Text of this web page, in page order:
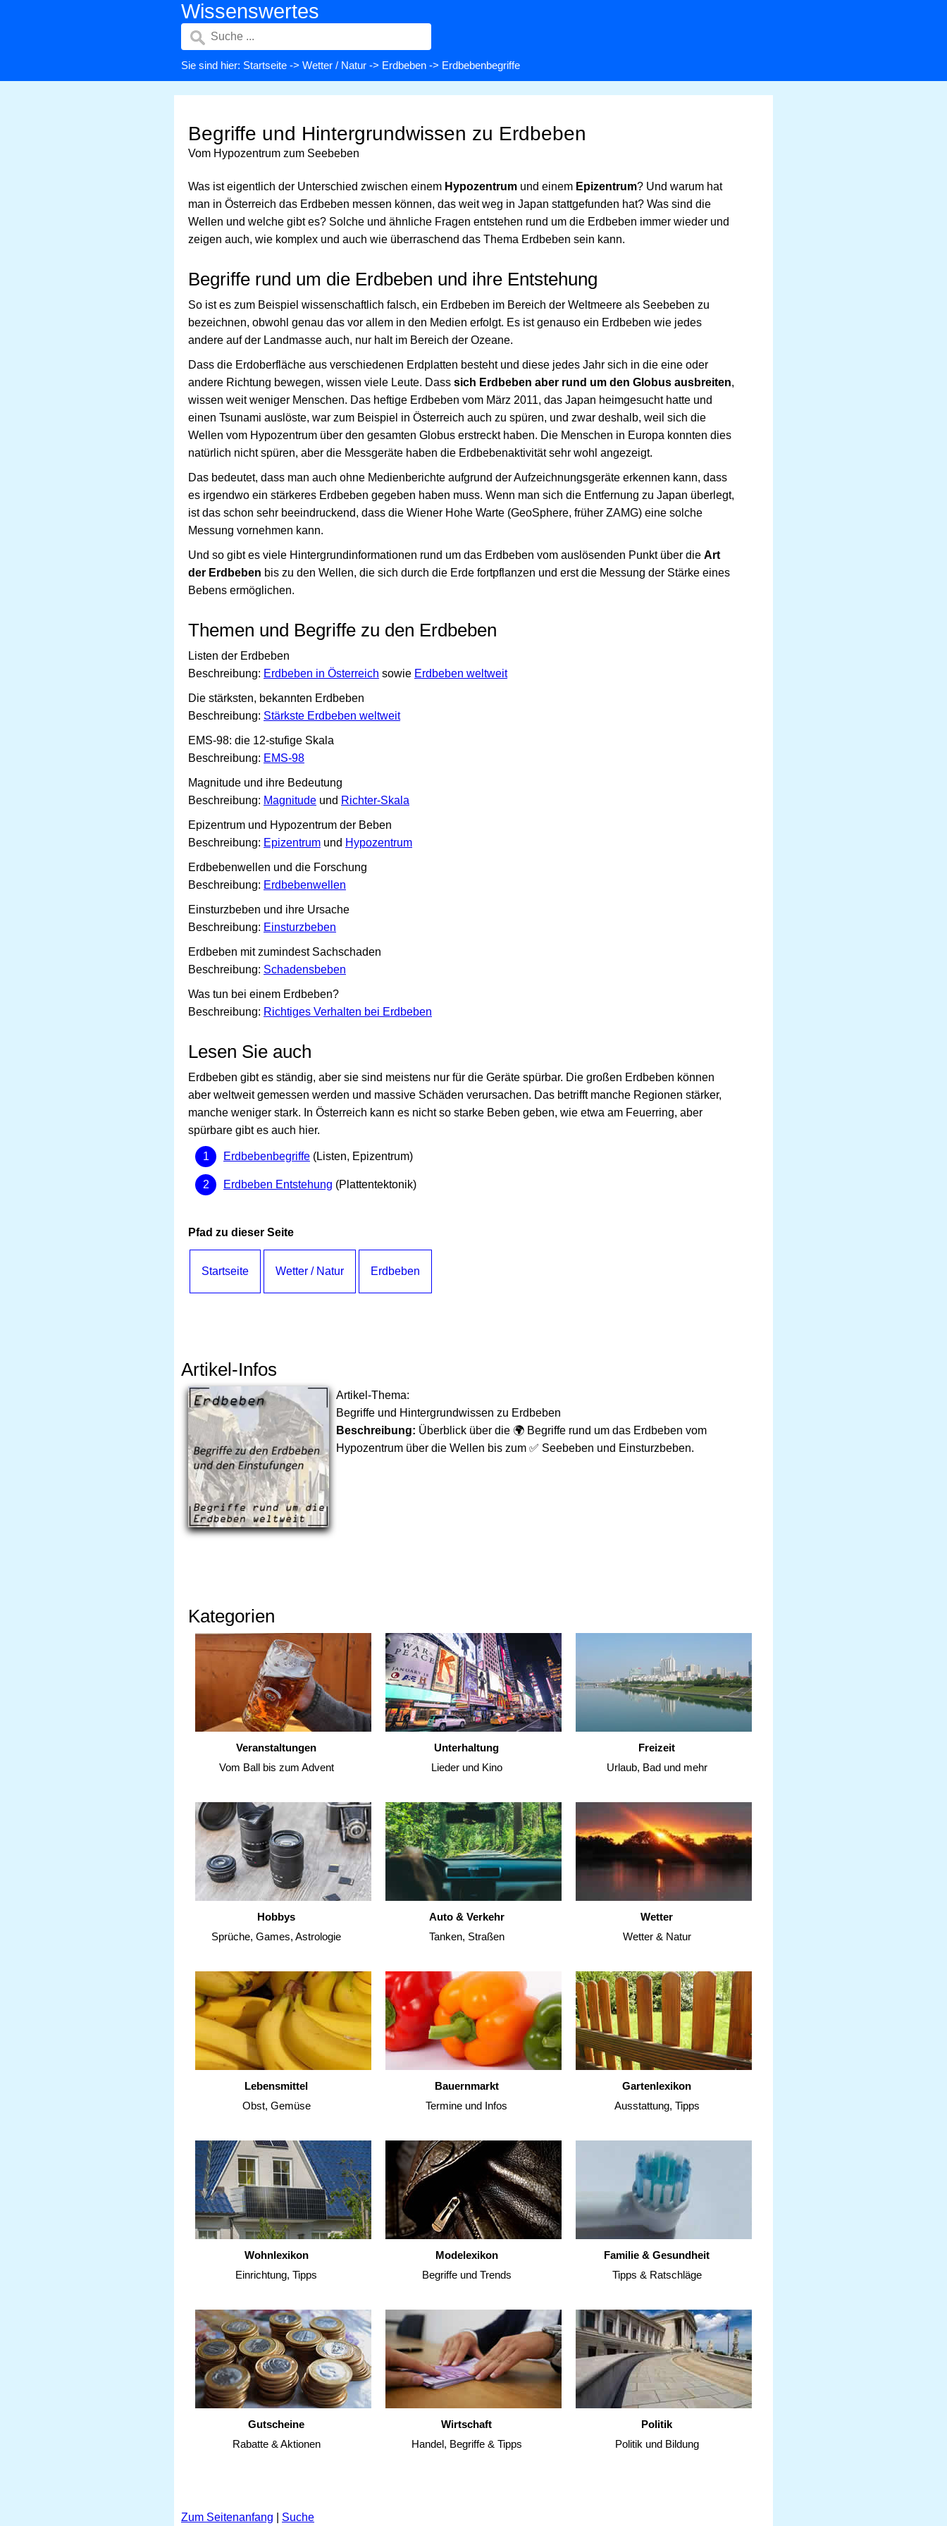
Wissenswertes
Sie sind hier: Startseite -> Wetter / Natur -> Erdbeben -> Erdbebenbegriffe
Begriffe und Hintergrundwissen zu Erdbeben
Vom Hypozentrum zum Seebeben
Was ist eigentlich der Unterschied zwischen einem Hypozentrum und einem Epizentrum? Und warum hat
man in Österreich das Erdbeben messen können, das weit weg in Japan stattgefunden hat? Was sind die
Wellen und welche gibt es? Solche und ähnliche Fragen entstehen rund um die Erdbeben immer wieder und
zeigen auch, wie komplex und auch wie überraschend das Thema Erdbeben sein kann.
Begriffe rund um die Erdbeben und ihre Entstehung
So ist es zum Beispiel wissenschaftlich falsch, ein Erdbeben im Bereich der Weltmeere als Seebeben zu
bezeichnen, obwohl genau das vor allem in den Medien erfolgt. Es ist genauso ein Erdbeben wie jedes
andere auf der Landmasse auch, nur halt im Bereich der Ozeane.
Dass die Erdoberfläche aus verschiedenen Erdplatten besteht und diese jedes Jahr sich in die eine oder
andere Richtung bewegen, wissen viele Leute. Dass sich Erdbeben aber rund um den Globus ausbreiten,
wissen weit weniger Menschen. Das heftige Erdbeben vom März 2011, das Japan heimgesucht hatte und
einen Tsunami auslöste, war zum Beispiel in Österreich auch zu spüren, und zwar deshalb, weil sich die
Wellen vom Hypozentrum über den gesamten Globus erstreckt haben. Die Menschen in Europa konnten dies
natürlich nicht spüren, aber die Messgeräte haben die Erdbebenaktivität sehr wohl angezeigt.
Das bedeutet, dass man auch ohne Medienberichte aufgrund der Aufzeichnungsgeräte erkennen kann, dass
es irgendwo ein stärkeres Erdbeben gegeben haben muss. Wenn man sich die Entfernung zu Japan überlegt,
ist das schon sehr beeindruckend, dass die Wiener Hohe Warte (GeoSphere, früher ZAMG) eine solche
Messung vornehmen kann.
Und so gibt es viele Hintergrundinformationen rund um das Erdbeben vom auslösenden Punkt über die Art
der Erdbeben bis zu den Wellen, die sich durch die Erde fortpflanzen und erst die Messung der Stärke eines
Bebens ermöglichen.
Themen und Begriffe zu den Erdbeben
Listen der Erdbeben
Beschreibung: Erdbeben in Österreich sowie Erdbeben weltweit
Die stärksten, bekannten Erdbeben
Beschreibung: Stärkste Erdbeben weltweit
EMS-98: die 12-stufige Skala
Beschreibung: EMS-98
Magnitude und ihre Bedeutung
Beschreibung: Magnitude und Richter-Skala
Epizentrum und Hypozentrum der Beben
Beschreibung: Epizentrum und Hypozentrum
Erdbebenwellen und die Forschung
Beschreibung: Erdbebenwellen
Einsturzbeben und ihre Ursache
Beschreibung: Einsturzbeben
Erdbeben mit zumindest Sachschaden
Beschreibung: Schadensbeben
Was tun bei einem Erdbeben?
Beschreibung: Richtiges Verhalten bei Erdbeben
Lesen Sie auch
Erdbeben gibt es ständig, aber sie sind meistens nur für die Geräte spürbar. Die großen Erdbeben können
aber weltweit gemessen werden und massive Schäden verursachen. Das betrifft manche Regionen stärker,
manche weniger stark. In Österreich kann es nicht so starke Beben geben, wie etwa am Feuerring, aber
spürbare gibt es auch hier.
Erdbebenbegriffe (Listen, Epizentrum)
Erdbeben Entstehung (Plattentektonik)
Pfad zu dieser Seite
Startseite Wetter / Natur Erdbeben
Artikel-Infos
Artikel-Thema:
Begriffe und Hintergrundwissen zu Erdbeben
Beschreibung: Überblick über die 🌍 Begriffe rund um das Erdbeben vom
Hypozentrum über die Wellen bis zum ✅ Seebeben und Einsturzbeben.
Kategorien
Veranstaltungen
Vom Ball bis zum Advent
Unterhaltung
Lieder und Kino
Freizeit
Urlaub, Bad und mehr
Hobbys
Sprüche, Games, Astrologie
Auto & Verkehr
Tanken, Straßen
Wetter
Wetter & Natur
Lebensmittel
Obst, Gemüse
Bauernmarkt
Termine und Infos
Gartenlexikon
Ausstattung, Tipps
Wohnlexikon
Einrichtung, Tipps
Modelexikon
Begriffe und Trends
Familie & Gesundheit
Tipps & Ratschläge
Gutscheine
Rabatte & Aktionen
Wirtschaft
Handel, Begriffe & Tipps
Politik
Politik und Bildung
Zum Seitenanfang Suche